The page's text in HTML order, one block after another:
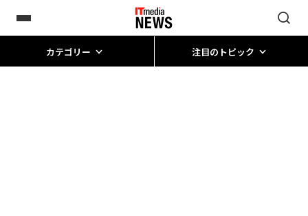
カテゴリー 注目のトピック